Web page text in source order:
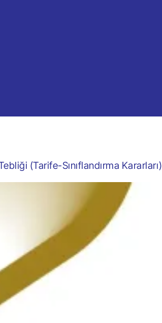
(Tarife-Sınıflandırma